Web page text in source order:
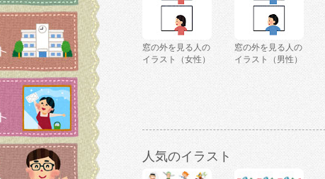
窓の外を見る人の
イラスト（女性）
窓の外を見る人の
イラスト（男性）
人気のイラスト